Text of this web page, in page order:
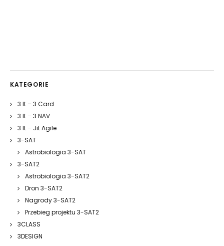
KATEGORIE
3 It – 3 Card
3 It – 3 NAV
3 It – Jit Agile
3-SAT
Astrobiologia 3-SAT
3-SAT2
Astrobiologia 3-SAT2
Dron 3-SAT2
Nagrody 3-SAT2
Przebieg projektu 3-SAT2
3CLASS
3DESIGN